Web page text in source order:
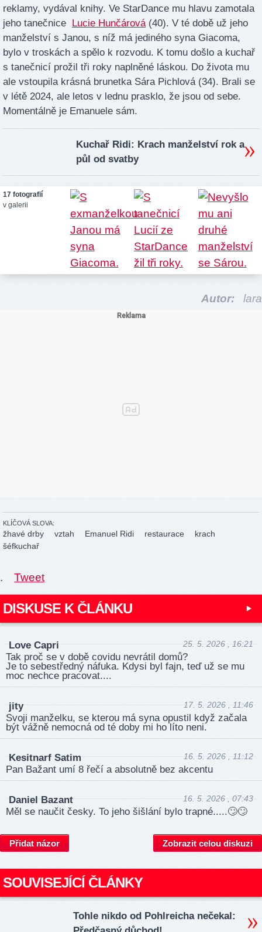
reklamy, vydával knihy. Ve StarDance mu hlavu zamotala
jeho tanečnice Lucie Hunčárová (40). V té době už jeho
manželství s Janou, s níž má jediného syna Giacoma,
bylo v troskách a spělo k rozvodu. K tomu došlo a kuchař
s tanečnicí prožil tři roky naplněné láskou. Do života mu
ale vstoupila krásná brunetka Sára Pichlová (34). Brali se
v létě 2024, ale letos v lednu prasklo, že jsou od sebe.
Momentálně je Emanuele sám.
Kuchař Ridi: Krach manželství rok a
půl od svatby
17 fotografií
v galerii
Autor: lara
KLÍČOVÁ SLOVA:
žhavé drby vztah Emanuel Ridi restaurace
krach
šéfkuchař
. Tweet
DISKUSE K ČLÁNKU
Love Capri 25. 5. 2026 , 16:21
Tak proč se v době covidu nevrátil domů?
Je to sebestředný náfuka. Kdysi byl fajn, teď už se mu
moc nechce pracovat....
jity 17. 5. 2026 , 11:46
Svoji manželku, se kterou má syna opustil když začala
být vážně nemocná od té doby mi ho líto neni.
Kesitnarf Satim 16. 5. 2026 , 11:12
Pan Bažant umí 8 řečí a absolutně bez akcentu
Daniel Bazant 16. 5. 2026 , 07:43
Měl se naučit česky. To jeho šišlání bylo trapné.....🙄🙄
Přidat názor Zobrazit celou diskuzi
SOUVISEJÍCÍ ČLÁNKY
Tohle nikdo od Pohlreicha nečekal: